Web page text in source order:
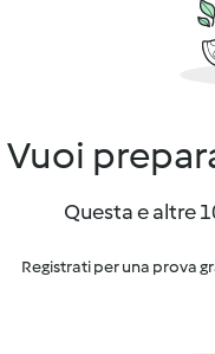
Vuoi
Questa e altre
Registrati per una prova